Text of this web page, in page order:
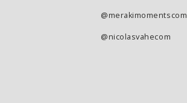
@merakimomentscom
@nicolasvahecom